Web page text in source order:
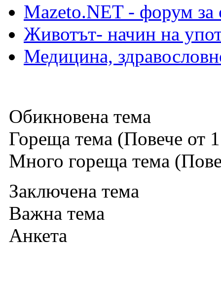
Mazeto.NET - форум за
Животът- начин на
Медицина,
Обикновена тема
Гореща тема (Повече от
Много гореща тема
Заключена тема
Важна тема
Анкета